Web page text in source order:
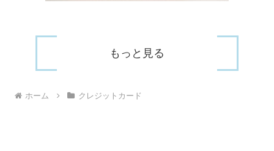
もっと見る
ホーム クレジットカード